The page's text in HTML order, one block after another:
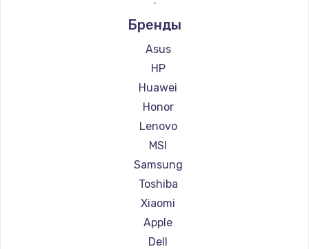
Ремонт ноутбуков Alienware
Ремонт ноутбуков Aquarius
Ремонт ноутбуков Gigabyte
Ремонт ноутбуков Aorus
Ремонт ноутбуков Maibenben
Ремонт ноутбуков Getac
Ремонт ноутбуков Epson
Ремонт ноутбуков Philips
Ремонт ноутбуков LG
Ремонт ноутбуков Panasonic
Ремонт ноутбуков Irbis
Ремонт ноутбуков Thunderobot
Ремонт ноутбуков Hasee
Бренды
Asus
HP
Huawei
Honor
Lenovo
MSI
Samsung
Toshiba
Xiaomi
Apple
Dell